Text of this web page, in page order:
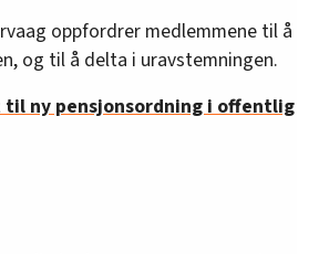
oppfordrer medlemmene til å
og til å delta i uravstemningen.
ny pensjonsordning i offentlig